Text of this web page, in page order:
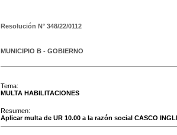
Resolución N° 348/22/0112
MUNICIPIO B - GOBIERNO
Tema:
MULTA HABILITACIONES
Resumen:
Aplicar multa de UR 10.00 a la razón social CASCO